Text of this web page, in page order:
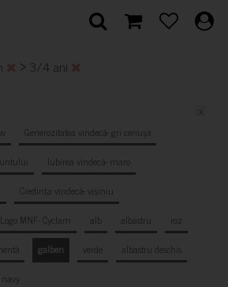
> 3/4 ani
Generozitatea vindecă- gri cenușă
Iubirea vindecă- maro
Credința vindecă- vișiniu
Logo MNF- Cyclam alb albastru
roz
galben verde
albastru deschis